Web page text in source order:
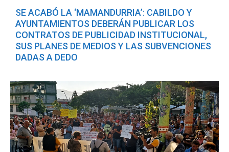
SE ACABÓ LA ‘MAMANDURRIA’: CABILDO Y
AYUNTAMIENTOS DEBERÁN PUBLICAR LOS
CONTRATOS DE PUBLICIDAD INSTITUCIONAL,
SUS PLANES DE MEDIOS Y LAS SUBVENCIONES
DADAS A DEDO